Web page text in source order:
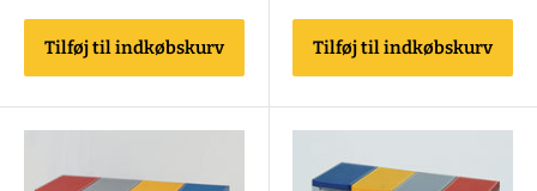
Tilføj til indkøbskurv Tilføj til indkøbskurv